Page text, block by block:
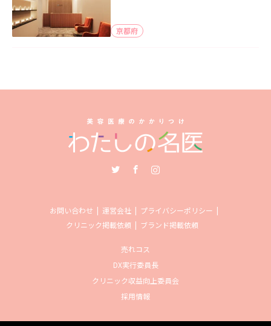
京都府
お問い合わせ 運営会社
プライバシーポリシー
クリニック掲載依頼
ブランド掲載依頼
売れコス
DX実行委員長
クリニック収益向上委員会
採用情報